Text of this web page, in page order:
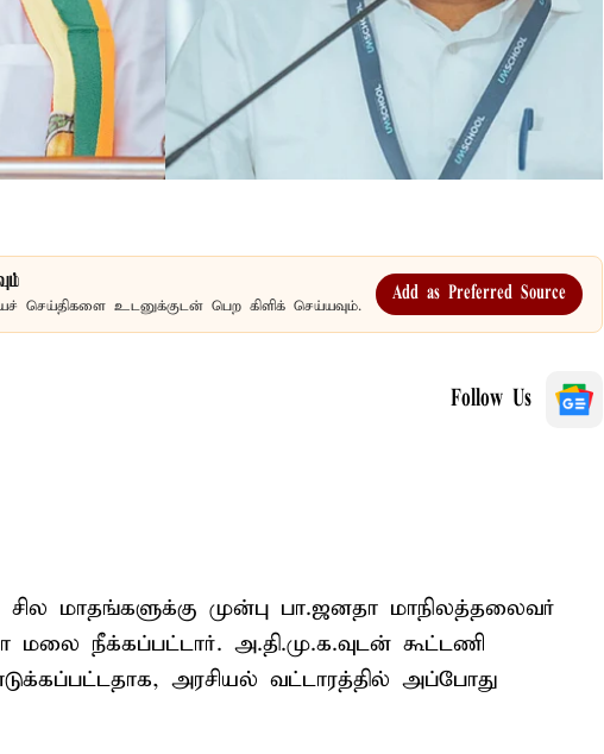
செய்திகளை உடனுக்குடன் பெற கிளிக் செய்யவும்.
Add as Preferred Source
Follow Us
மாதங்களுக்கு முன்பு பா.ஜனதா மாநிலத்தலைவர்
நீக்கப்பட்டார். அ.தி.மு.க.வுடன் கூட்டணி
அரசியல் வட்டாரத்தில் அப்போது